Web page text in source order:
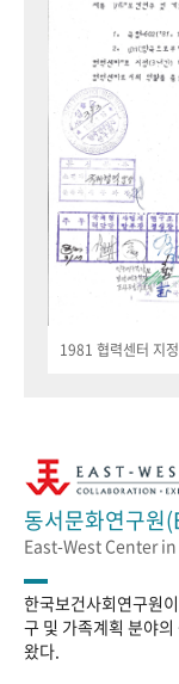
1981 협력센터 지
동서문화연구원
East-West Center
한국보건사회연구원
구 및 가족계획 분야
왔다.